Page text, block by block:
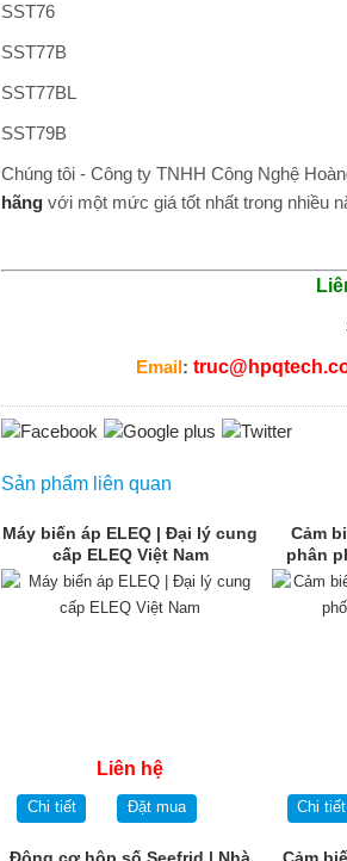
SST76
SST77B
SST77BL
SST79B
Chúng tôi - Công ty TNHH Công Nghệ
hãng với một mức giá tốt nhất trong nhiều
Email:
Sản phẩm liên quan
Máy biến áp ELEQ | Đại lý cung
cấp ELEQ Việt Nam
Liên hệ
Chi tiết Đặt mua
Cảm
phân
Chi tiết